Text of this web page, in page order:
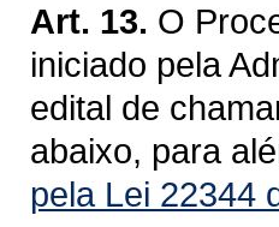
Art. 13. O
iniciado pela
edital de
abaixo, para
pela Lei 22344